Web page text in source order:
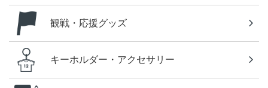
観戦・応援グッズ
キーホルダー・アクセサリー